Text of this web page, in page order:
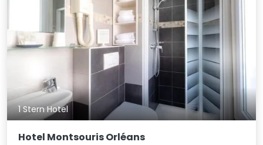
1 Stern Hotel
Hotel Montsouris Orléans